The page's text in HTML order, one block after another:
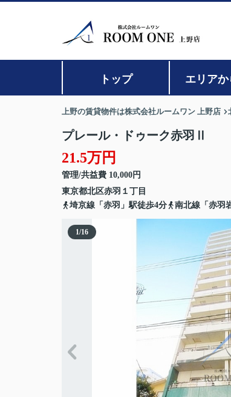
トップ エリア
上野の賃貸物件は株式会社ルームワン 上野店
プレール・ドゥーク赤羽Ⅱ
21.5万円
管理/共益費 10,000円
東京都北区赤羽 １丁目
埼京線「赤羽」駅徒歩4分
南北線「赤羽
1/16